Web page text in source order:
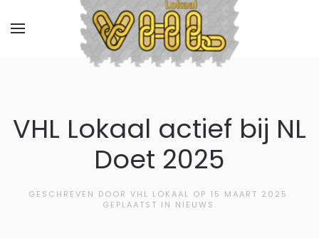
VHL Lokaal actief bij NL
Doet 2025
GESCHREVEN DOOR VHL LOKAAL OP 15 MAART 2025 .
GEPLAATST IN NIEUWS.